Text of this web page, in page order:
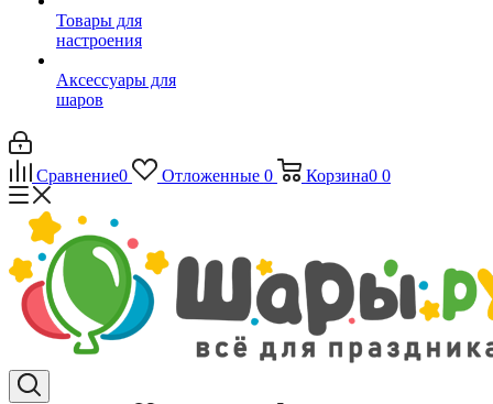
Товары для
настроения
Аксессуары для
шаров
Сравнение0 Отложенные 0 Корзина0 0